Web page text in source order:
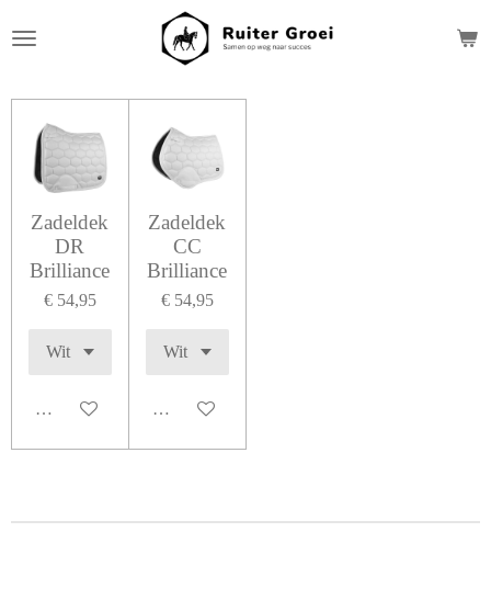
direct
de
hoofdinhoud
Zadeldek
DR
Brilliance
€ 54,95
In winkelwagen
Zadeldek
CC
Brilliance
€ 54,95
In winkelwagen